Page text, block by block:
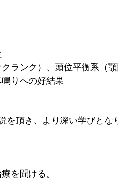
ランク）、頭位平衡系（
りへの好結果
を頂き、より深い学びとな
を聞ける。